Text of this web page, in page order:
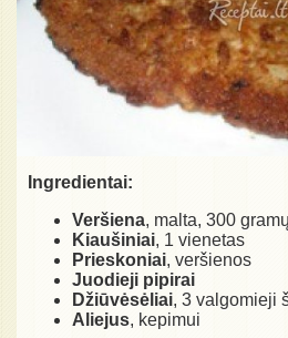
Ingredientai:
Veršiena, malta, 300 gramų
Kiaušiniai, 1 vienetas
Prieskoniai, veršienos
Juodieji pipirai
Džiūvėsėliai, 3 valgomieji
Aliejus, kepimui